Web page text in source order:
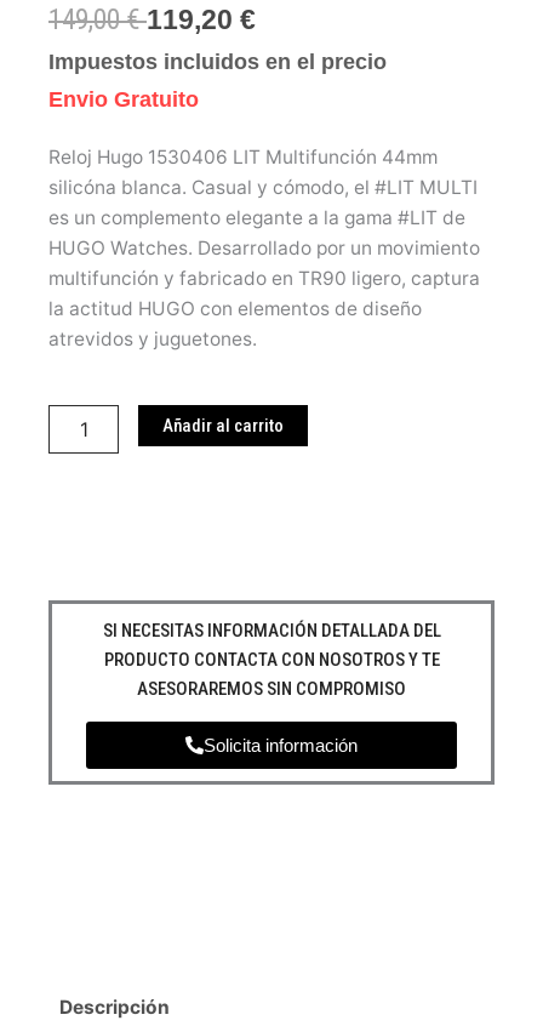
149,00€ 119,20 €
Impuestos incluidos en el precio
Envio Gratuito
Reloj Hugo 1530406 LIT Multifunción 44mm
silicóna blanca. Casual y cómodo, el #LIT MULTI
es un complemento elegante a la gama #LIT de
HUGO Watches. Desarrollado por un movimiento
multifunción y fabricado en TR90 ligero, captura
la actitud HUGO con elementos de diseño
atrevidos y juguetones.
Hugo
Añadir al carrito
SI NECESITAS INFORMACIÓN DETALLADA DEL
PRODUCTO CONTACTA CON NOSOTROS Y TE
ASESORAREMOS SIN COMPROMISO
Solicita información
Descripción